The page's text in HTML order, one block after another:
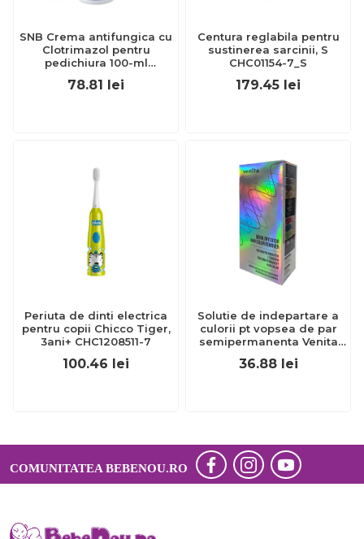
SNB Crema antifungica cu
Clotrimazol pentru
pedichiura 100-ml
EXL359_918
78.81 lei
Centura reglabila pentru
sustinerea sarcinii, S
CHC01154-7_S
179.45 lei
Periuta de dinti electrica
pentru copii Chicco Tiger,
3ani+ CHC1208511-7
100.46 lei
Solutie de indepartare a
culorii pt vopsea de par
semipermanenta Venita
Hair Color Remover, 115ml
15 ml
36.88 lei
COMUNITATEA BEBENOU.RO